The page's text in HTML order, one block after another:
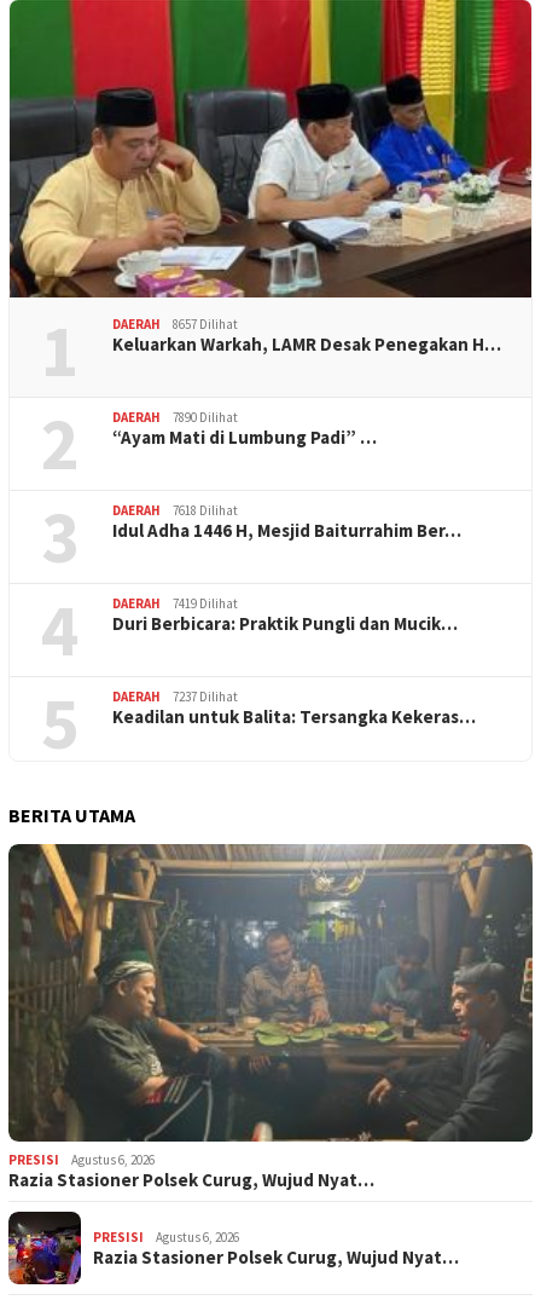
1 DAERAH 8657 Dilihat
Keluarkan Warkah, LAMR Desak Penegakan H…
2 DAERAH 7890 Dilihat
“Ayam Mati di Lumbung Padi” …
3 DAERAH 7618 Dilihat
Idul Adha 1446 H, Mesjid Baiturrahim Ber…
4 DAERAH 7419 Dilihat
Duri Berbicara: Praktik Pungli dan Mucik…
5 DAERAH 7237 Dilihat
Keadilan untuk Balita: Tersangka Kekeras…
BERITA UTAMA
PRESISI Agustus 6, 2026
Razia Stasioner Polsek Curug, Wujud Nyat…
PRESISI Agustus 6, 2026
Razia Stasioner Polsek Curug, Wujud Nyat…